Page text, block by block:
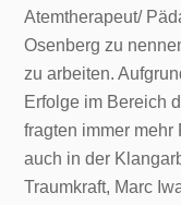
Atemtherapeut/
Osenberg zu
zu arbeiten.
Erfolge im Bereich
fragten immer
auch in der
Traumkraft, Marc